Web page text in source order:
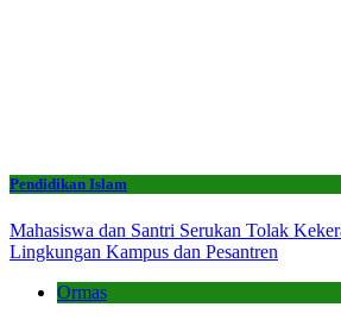
Pendidikan Islam
Mahasiswa dan Santri Serukan Tolak
Lingkungan Kampus dan Pesantren
Ormas